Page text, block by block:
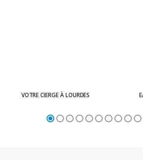
VOTRE CIERGE À LOURDES